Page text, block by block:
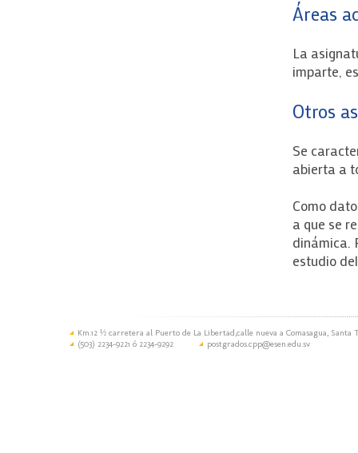
Áreas
La
imparte,
Otros
Se
abierta a
Como
a que se
dinámica.
estudio
Km.12 ½ carretera al Puerto de La Libertad,calle nueva a Comasagua, Santa
(503) 2234-9221 ó 2234-9292
postgrados.cpp@esen.edu.sv